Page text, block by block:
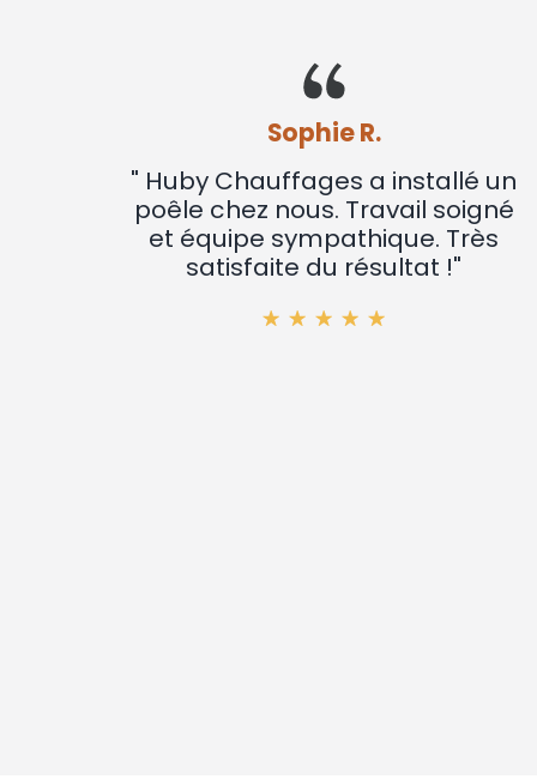
Sophie R.
" Huby Chauffages a installé un
poêle chez nous. Travail soigné
et équipe sympathique. Très
satisfaite du résultat !"